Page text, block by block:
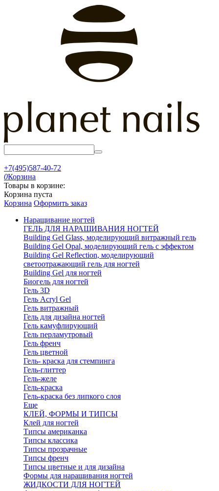
+7(495)587-40-72
0Корзина
Товары в корзине:
Корзина пуста
Корзина Оформить заказ
Наращивание ногтей
ГЕЛЬ ДЛЯ НАРАЩИВАНИЯ НОГТЕЙ
Building Gel Glass, моделирующий витражный гель
Building Gel Opal, моделирующий гель с эффектом
Building Gel Reflection, моделирующий
светоотражающий гель для ногтей
Building Gel для ногтей
Биогель для ногтей
Гель 3D
Гель Acryl Gel
Гель витражный
Гель для дизайна ногтей
Гель камуфлирующий
Гель перламутровый
Гель френч
Гель цветной
Гель- краска для стемпинга
Гель-глиттер
Гель-желе
Гель-краска
Гель-краска без липкого слоя
Еще
КЛЕЙ, ФОРМЫ И ТИПСЫ
Клей для ногтей
Типсы американка
Типсы классика
Типсы прозрачные
Типсы френч
Типсы цветные и для дизайна
Формы для наращивания ногтей
ЖИДКОСТИ ДЛЯ НОГТЕЙ